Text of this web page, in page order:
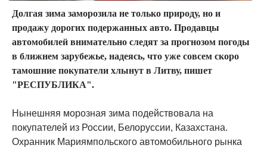
Долгая зима заморозила не только природу, но и
продажу дорогих подержанных авто. Продавцы
автомобилей внимательно следят за прогнозом погоды
в ближнем зарубежье, надеясь, что уже совсем скоро
тамошние покупатели хлынут в Литву, пишет
"РЕСПУБЛИКА".
Нынешняя морозная зима подействовала на
покупателей из России, Белоруссии, Казахстана.
Охранник Мариямпольского автомобильного рынка